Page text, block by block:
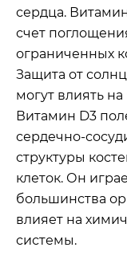
сердца.
счет
ограниченных
Защита от
могут влиять
Витамин D3
сердечно-
структуры
клеток. Он
большинства
влияет на
системы.